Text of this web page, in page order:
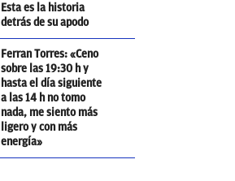
Esta es la historia
detrás de su apodo
Ferran Torres: «Ceno
sobre las 19:30 h y
hasta el día siguiente
a las 14 h no tomo
nada, me siento más
ligero y con más
energía»